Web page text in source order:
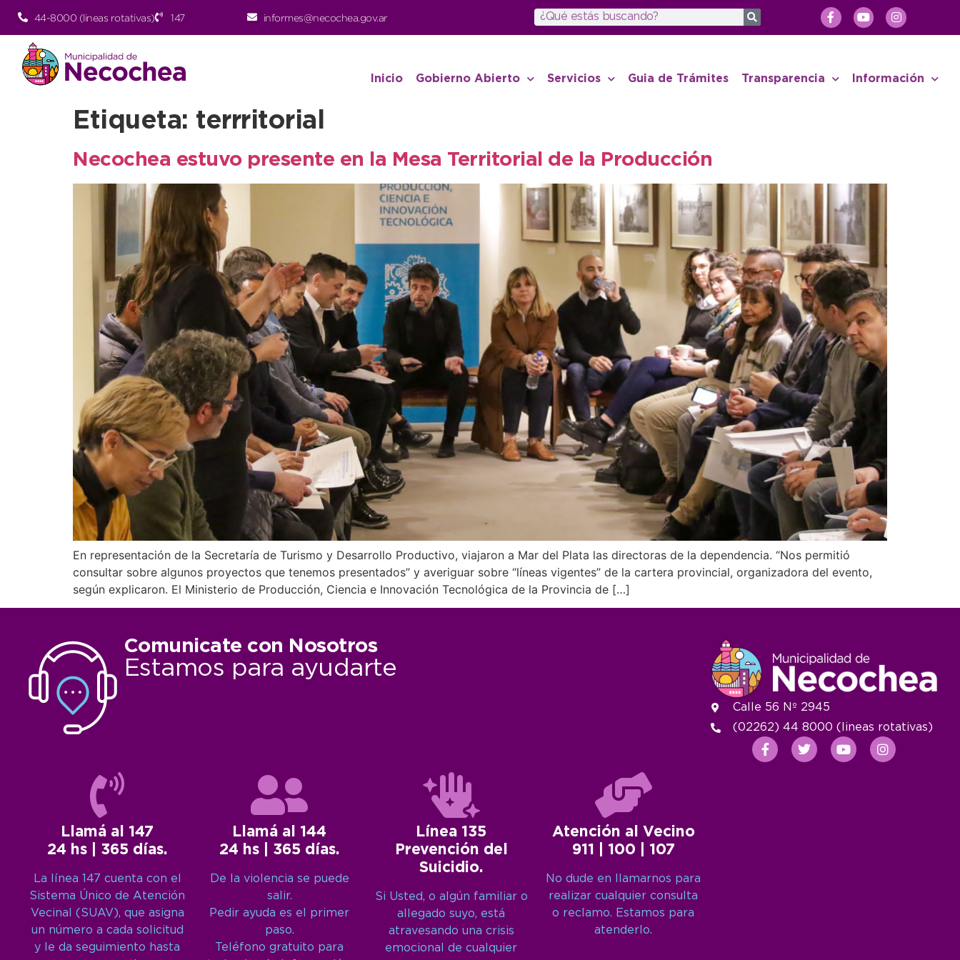
44-8000 (lineas rotativas) 147 informes@necochea.gov.ar
Inicio Gobierno Abierto Servicios Guia de Trámites Transparencia Información
Etiqueta: terrritorial
Necochea estuvo presente en la Mesa Territorial de la Producción
En representación de la Secretaría de Turismo y Desarrollo Productivo, viajaron a Mar del Plata las directoras de la dependencia. “Nos permitió
consultar sobre algunos proyectos que tenemos presentados” y averiguar sobre “líneas vigentes” de la cartera provincial, organizadora del evento,
según explicaron. El Ministerio de Producción, Ciencia e Innovación Tecnológica de la Provincia de […]
Comunicate con Nosotros
Estamos para ayudarte
Llamá al 147
24 hs | 365 días.
La línea 147 cuenta con el
Sistema Único de Atención
Vecinal (SUAV), que asigna
un número a cada solicitud
y le da seguimiento hasta
Llamá al 144
24 hs | 365 días.
De la violencia se puede
salir.
Pedir ayuda es el primer
paso.
Teléfono gratuito para
Línea 135
Prevención del
Suicidio.
Si Usted, o algún familiar o
allegado suyo, está
atravesando una crisis
emocional de cualquier
Atención al Vecino
911 | 100 | 107
No dude en llamarnos para
realizar cualquier consulta
o reclamo. Estamos para
atenderlo.
Calle 56 Nº 2945
(02262) 44 8000 (lineas rotativas)